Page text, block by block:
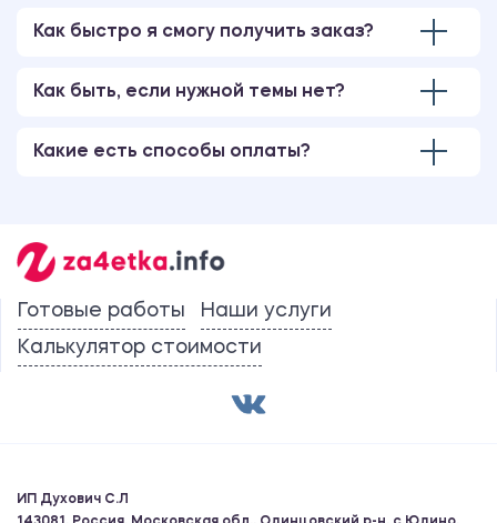
Как быстро я смогу получить заказ?
Как быть, если нужной темы нет?
Какие есть способы оплаты?
Готовые работы
Наши услуги
Калькулятор стоимости
ИП Духович С.Л